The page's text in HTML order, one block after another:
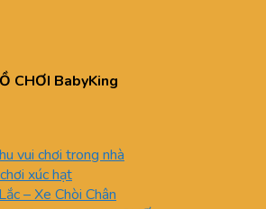
CHƠI BabyKing
vui chơi trong nhà
xúc hạt
– Xe Chòi Chân